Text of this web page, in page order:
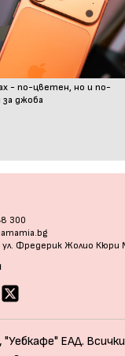
- по-цветен, но и по-
джоба
300
ул. Фредерик Жолио Кюри
ЕАД.